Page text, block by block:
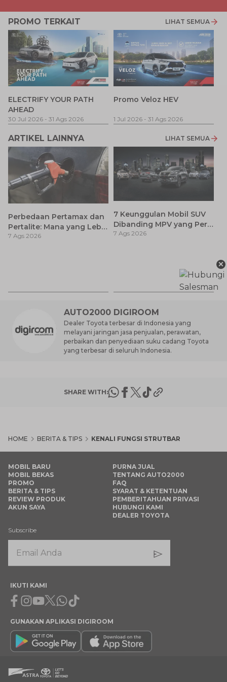
PROMO TERKAIT LIHAT SEMUA
ELECTRIFY YOUR PATH
AHEAD
30 Jul 2026 - 31 Ags 2026
Promo Veloz HEV
1 Jul 2026 - 31 Ags 2026
ARTIKEL LAINNYA LIHAT SEMUA
Perbedaan Pertamax dan
Pertalite: Mana yang Lebih
Baik untuk Mobil Toyota
7 Ags 2026
7 Keunggulan Mobil SUV
Dibanding MPV yang Perlu
Anda Ketahui
7 Ags 2026
7
AUTO2000 DIGIROOM
Dealer Toyota terbesar di Indonesia yang
melayani jaringan jasa penjualan, perawatan,
perbaikan dan penyediaan suku cadang Toyota
yang terbesar di seluruh Indonesia.
SHARE WITH:
HOME BERITA & TIPS KENALI FUNGSI STRUTBAR
×
MOBIL BARU
MOBIL BEKAS
PROMO
BERITA & TIPS
REVIEW PRODUK
AKUN SAYA
PURNA JUAL
TENTANG AUTO2000
FAQ
SYARAT & KETENTUAN
PEMBERITAHUAN PRIVASI
HUBUNGI KAMI
DEALER TOYOTA
Subscribe
IKUTI KAMI
Facebook
Instagram
Youtube
X Whatsapp
Tiktok
GUNAKAN APLIKASI DIGIROOM